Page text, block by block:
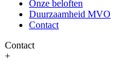
Onze beloften
Duurzaamheid MVO
Contact
Contact
+